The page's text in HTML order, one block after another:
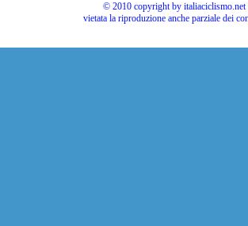
© 2010 copyright by
vietata la riproduzione anche parziale dei